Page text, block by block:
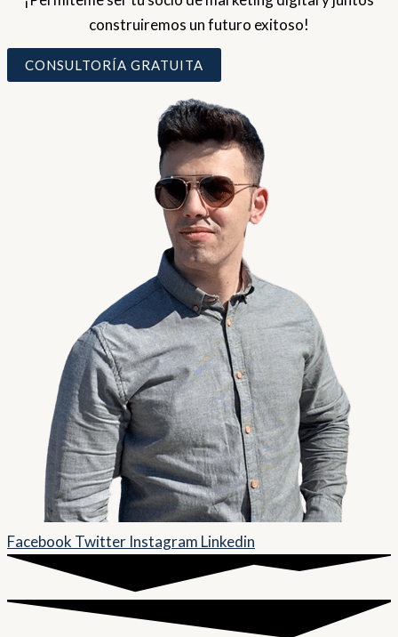
construiremos un futuro exitoso!
CONSULTORÍA GRATUITA
Facebook Twitter Instagram Linkedin